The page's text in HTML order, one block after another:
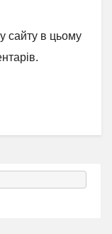
сайту в цьому